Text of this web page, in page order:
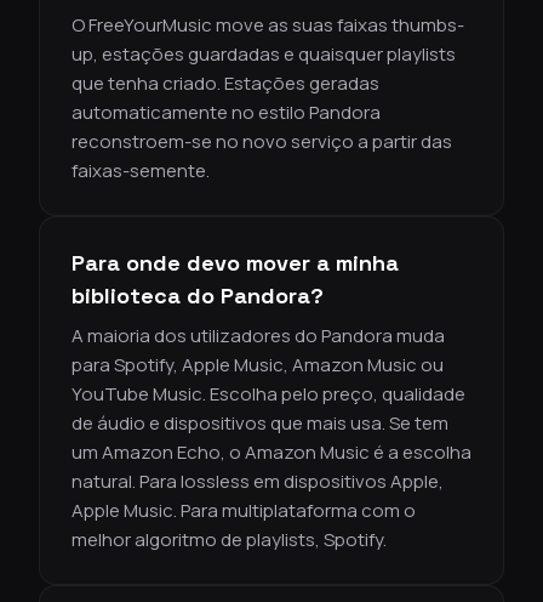
O FreeYourMusic move as suas faixas thumbs-
up, estações guardadas e quaisquer playlists
que tenha criado. Estações geradas
automaticamente no estilo Pandora
reconstroem-se no novo serviço a partir das
faixas-semente.
Para onde devo mover a minha
biblioteca do Pandora?
A maioria dos utilizadores do Pandora muda
para Spotify, Apple Music, Amazon Music ou
YouTube Music. Escolha pelo preço, qualidade
de áudio e dispositivos que mais usa. Se tem
um Amazon Echo, o Amazon Music é a escolha
natural. Para lossless em dispositivos Apple,
Apple Music. Para multiplataforma com o
melhor algoritmo de playlists, Spotify.